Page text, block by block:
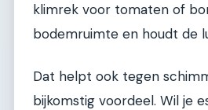
klimrek voor tomaten of
bodemruimte en houdt de
Dat helpt ook tegen
bijkomstig voordeel. Wil je